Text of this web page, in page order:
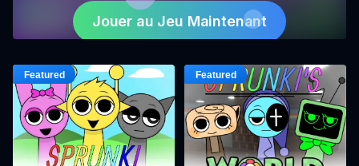
Jouer au Jeu Maintenant